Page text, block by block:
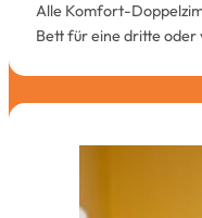
Alle Komfort-
Bett für eine dritte oder